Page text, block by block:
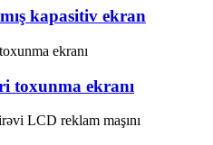
kapasitiv ekran
toxunma ekranı